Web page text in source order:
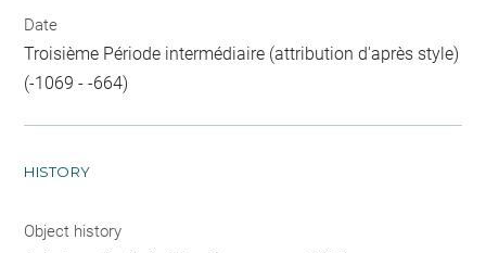
Date
Troisième Période intermédiaire (attribution d'après style)
(-1069 - -664)
HISTORY
Object history